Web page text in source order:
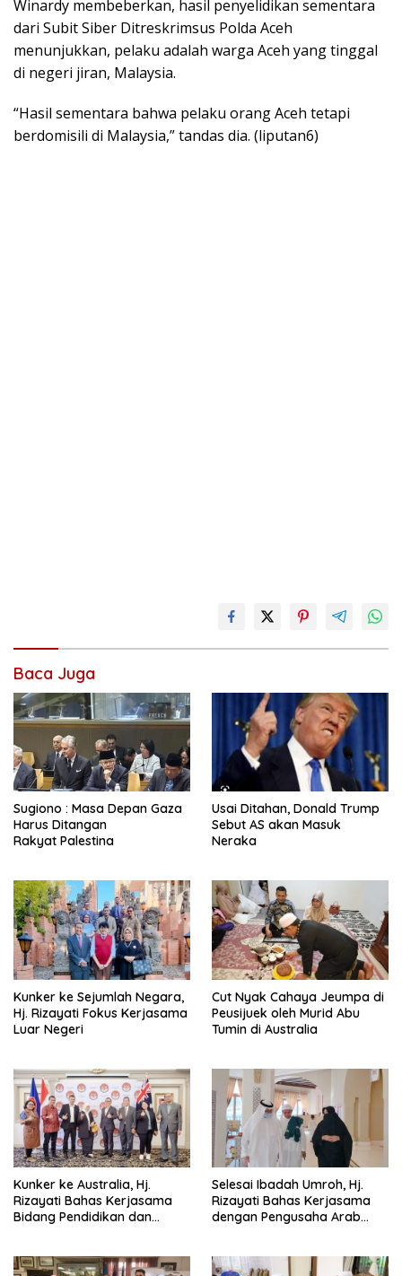
Winardy membeberkan, hasil penyelidikan sementara
dari Subit Siber Ditreskrimsus Polda Aceh
menunjukkan, pelaku adalah warga Aceh yang tinggal
di negeri jiran, Malaysia.
“Hasil sementara bahwa pelaku orang Aceh tetapi
berdomisili di Malaysia,” tandas dia. (liputan6)
Baca Juga
Sugiono : Masa Depan Gaza
Harus Ditangan
Rakyat Palestina
Usai Ditahan, Donald Trump
Sebut AS akan Masuk
Neraka
Kunker ke Sejumlah Negara,
Hj. Rizayati Fokus Kerjasama
Luar Negeri
Cut Nyak Cahaya Jeumpa di
Peusijuek oleh Murid Abu
Tumin di Australia
Kunker ke Australia, Hj.
Rizayati Bahas Kerjasama
Bidang Pendidikan dan
Selesai Ibadah Umroh, Hj.
Rizayati Bahas Kerjasama
dengan Pengusaha Arab